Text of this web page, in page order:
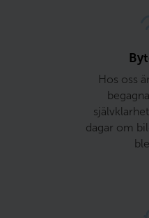
Hos oss
dagar om